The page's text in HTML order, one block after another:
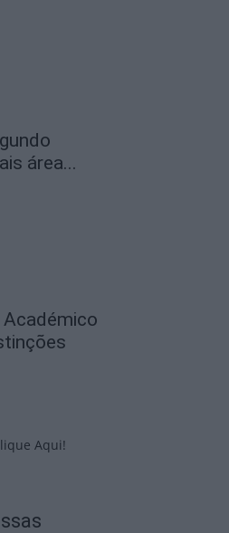
área...